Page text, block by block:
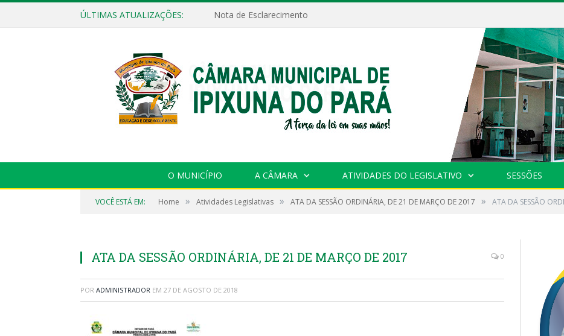
ÚLTIMAS ATUALIZAÇÕES: Nota de Esclarecimento
O MUNICÍPIO A CÂMARA ATIVIDADES DO LEGISLATIVO SESSÕES
VOCÊ ESTÁ EM: Home » Atividades Legislativas » ATA DA SESSÃO ORDINÁRIA, DE 21 DE MARÇO DE 2017 » ATA DA SESSÃO
ATA DA SESSÃO ORDINÁRIA, DE 21 DE MARÇO DE 2017 0
POR ADMINISTRADOR EM 27 DE AGOSTO DE 2018